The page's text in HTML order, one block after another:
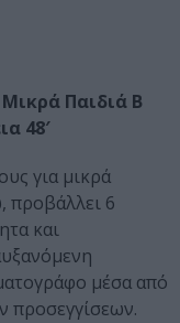
Παιδιά Β
48′
για μικρά
προβάλλει 6
και
μέσα από
προσεγγίσεων.